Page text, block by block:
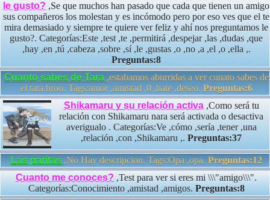
le gusto? ,Se que muchos han pasado que cada que tienen un amigo
sus compañeros los molestan y es incómodo pero por eso ves que el te
mira demasiado y siempre te quiere ver feliz y ahí nos preguntamos le
gusto?. Categorías:Este ,test ,te ,permitirá ,despejar ,las ,dudas ,que
,hay ,en ,tú ,cabeza ,sobre ,sí ,le ,gustas ,o ,no ,a ,el ,o ,ella ,.
Preguntas:8
Cuanto sabes de Tara ,estabamos aburridas a ver cunato sabes de
el tara broo. Tags:amor ,amistad ,0 ,hate ,deseo. Preguntas:6
Shikamaru y su relación activa,Como será tu
relación con Shikamaru nara será activada o desactiva
averigualo . Categorías:Ve ,cómo ,sería ,tener ,una
,relación ,con ,Shikamaru ,. Preguntas:37
Las paritas ,No Hay descripcion. Tags:Opa ,opa. Preguntas:12
Cuanto me conoces? ,Test para ver si eres mi \\\"amigo\\\".
Categorías:Conocimiento ,amistad ,amigos. Preguntas:8